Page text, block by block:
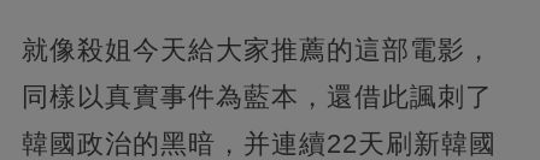
就像殺姐今天給大家推薦的這部電影，
同樣以真實事件為藍本，還借此諷刺了
韓國政治的黑暗，并連續22天刷新韓國